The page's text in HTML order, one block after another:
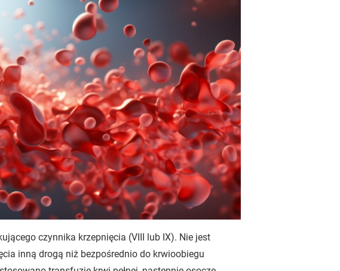
czynnika krzepnięcia (VIII lub IX). Nie jest
inną drogą niż bezpośrednio do krwioobiegu